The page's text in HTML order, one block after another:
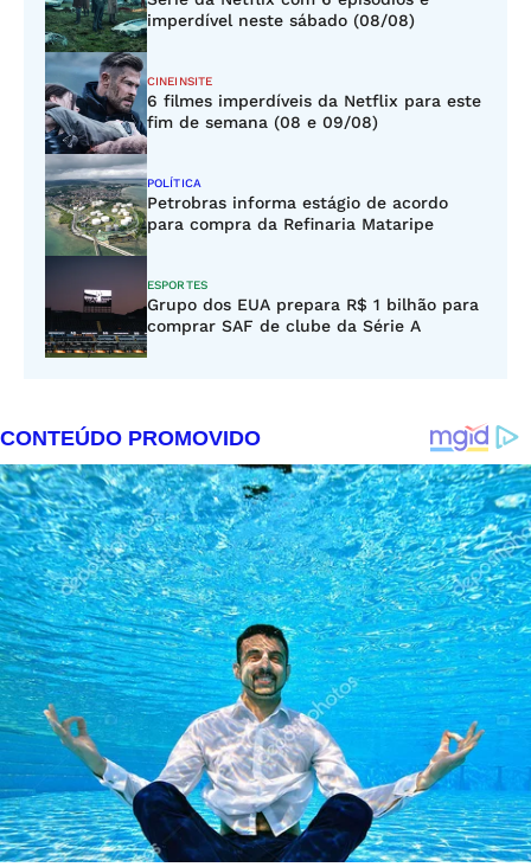
imperdível neste sábado (08/08)
CINEINSITE
6 filmes imperdíveis da Netflix para este
fim de semana (08 e 09/08)
POLÍTICA
Petrobras informa estágio de acordo
para compra da Refinaria Mataripe
ESPORTES
Grupo dos EUA prepara R$ 1 bilhão para
comprar SAF de clube da Série A